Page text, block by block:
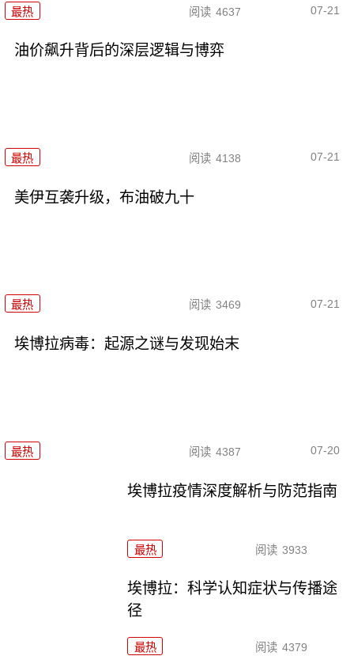
最热 阅读 4637 07-21
油价飙升背后的深层逻辑与博弈
最热 阅读 4138 07-21
美伊互袭升级，布油破九十
最热 阅读 3469 07-21
埃博拉病毒：起源之谜与发现始末
最热 阅读 4387 07-20
埃博拉疫情深度解析与防范指南
最热 阅读 3933
埃博拉：科学认知症状与传播途
径
最热 阅读 4379